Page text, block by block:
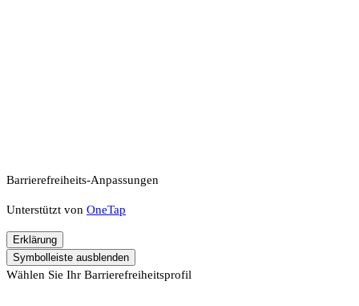
Barrierefreiheits-Anpassungen
Unterstützt von OneTap
Erklärung
Symbolleiste ausblenden
Wählen Sie Ihr Barrierefreiheitsprofil